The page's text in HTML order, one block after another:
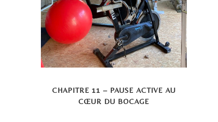
CHAPITRE 11 – PAUSE ACTIVE AU
CŒUR DU BOCAGE